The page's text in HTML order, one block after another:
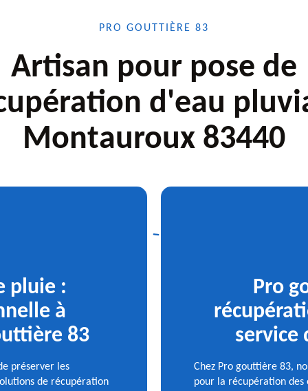
PRO GOUTTIÈRE 83
Artisan pour pose de
d'eau
Montauroux 83440
pluie :
à
83
préserver les
de récupération
Pro
service
Chez Pro gouttière 83,
pour la récupération des